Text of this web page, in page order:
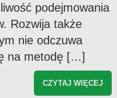
podejmowania
Rozwija także
nie odczuwa
na metodę […]
CZYTAJ WIĘCEJ